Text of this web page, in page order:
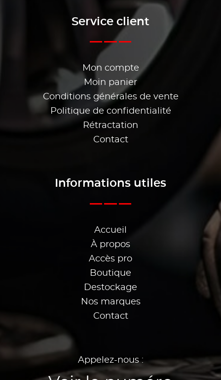
Service client
Mon compte
Moin panier
Conditions générales de vente
Politique de confidentialité
Rétractation
Contact
Informations utiles
Accueil
À propos
Accès pro
Boutique
Destockage
Nos marques
Contact
Appelez-nous :